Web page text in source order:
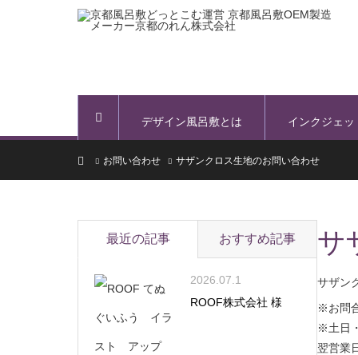
ホーム
デザイン風呂敷とは インクジェッ
ホームお問い合わせ サザンクロス生地のお問い合わせ
サ
サザン
※お問
※土日
翌営業
最近の記事 おすすめ記事
2026.07.1
ROOF株式会社 様